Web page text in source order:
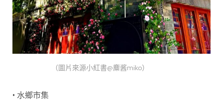
（圖片來源小紅書@麋酱miko）
• 水鄉市集